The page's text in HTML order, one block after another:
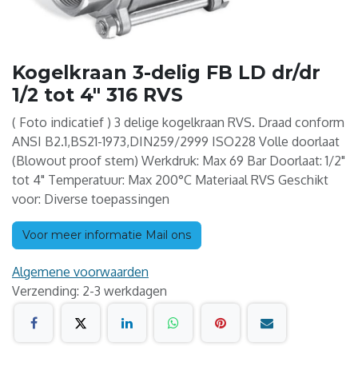
Kogelkraan 3-delig FB LD dr/dr
1/2 tot 4" 316 RVS
( Foto indicatief ) 3 delige kogelkraan RVS. Draad conform
ANSI B2.1,BS21-1973,DIN259/2999 ISO228 Volle doorlaat
(Blowout proof stem) Werkdruk: Max 69 Bar Doorlaat: 1/2"
tot 4" Temperatuur: Max 200°C Materiaal RVS Geschikt
voor: Diverse toepassingen
Voor meer informatie Mail ons
Algemene voorwaarden
Verzending: 2-3 werkdagen